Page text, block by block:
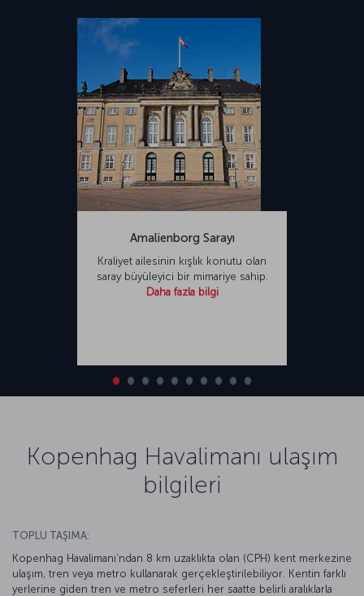
Amalienborg Sarayı
Kraliyet ailesinin kışlık konutu olan
saray büyüleyici bir mimariye sahip.
Daha fazla bilgi
Kopenhag Havalimanı ulaşım
bilgileri
TOPLU TAŞIMA:
Kopenhag Havalimanı’ndan 8 km uzaklıkta olan (CPH) kent merkezine
ulaşım, tren veya metro kullanarak gerçekleştirilebiliyor. Kentin farklı
yerlerine giden tren ve metro seferleri her saatte belirli aralıklarla